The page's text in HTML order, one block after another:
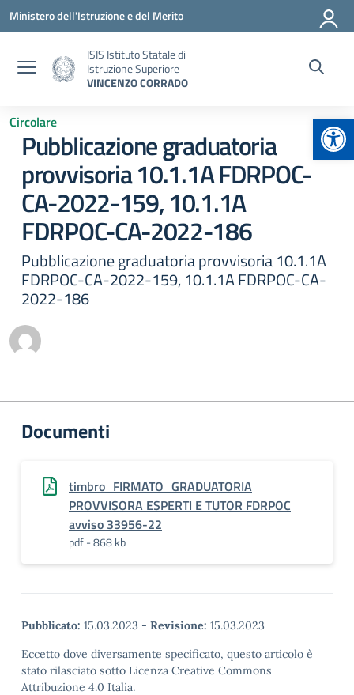
Vai ai contenuti
Vai al menu di navigazione
Vai al footer
Ministero dell'Istruzione e del Merito
ISIS Istituto Statale di
Istruzione Superiore
VINCENZO CORRADO
Circolare
Pubblicazione graduatoria
provvisoria 10.1.1A FDRPOC-
CA-2022-159, 10.1.1A
FDRPOC-CA-2022-186
Pubblicazione graduatoria provvisoria 10.1.1A
FDRPOC-CA-2022-159, 10.1.1A FDRPOC-CA-
2022-186
Documenti
timbro_FIRMATO_GRADUATORIA
PROVVISORA ESPERTI E TUTOR FDRPOC
avviso 33956-22
pdf - 868 kb
Pubblicato: 15.03.2023 - Revisione: 15.03.2023
Eccetto dove diversamente specificato, questo articolo è
stato rilasciato sotto Licenza Creative Commons
Attribuzione 4.0 Italia.